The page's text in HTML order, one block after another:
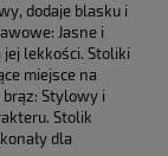
dodaje blasku i
Jasne i
lekkości. Stoliki
miejsce na
Stylowy i
Stolik
dla